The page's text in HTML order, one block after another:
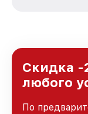
и
Скидка -
любого
По